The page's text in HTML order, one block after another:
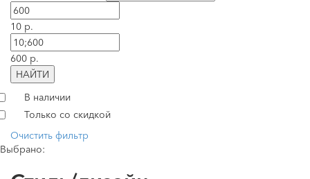
10 р.
600 р.
НАЙТИ
В наличии
Только со скидкой
Очистить фильтр
Выбрано: